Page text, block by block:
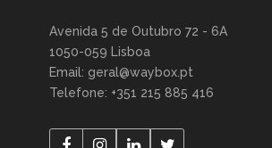
Avenida 5 de Outubro 72 - 6A
1050-059 Lisboa
Email: geral@waybox.pt
Telefone: +351 215 885 416